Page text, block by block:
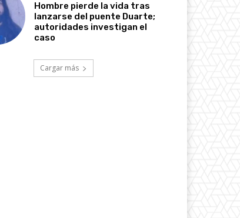
Hombre pierde la vida tras
lanzarse del puente Duarte;
autoridades investigan el
caso
Cargar más